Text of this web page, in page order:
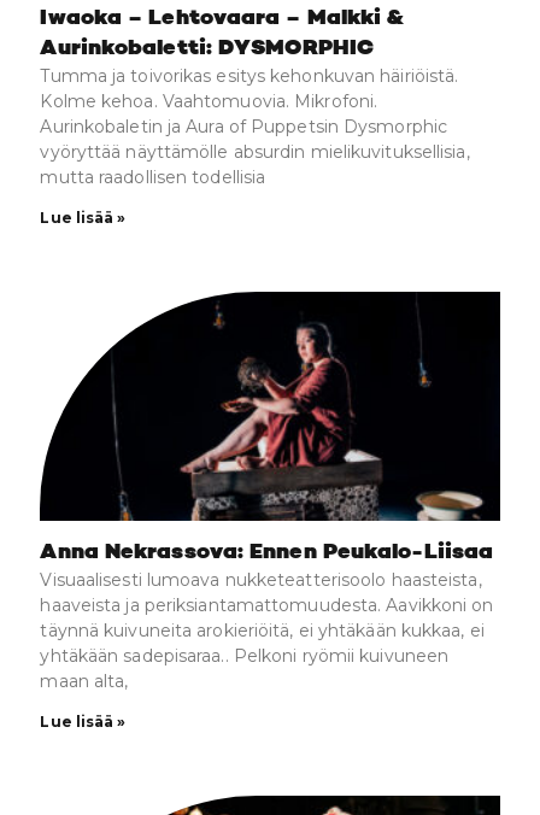
Iwaoka – Lehtovaara – Malkki &
Aurinkobaletti: DYSMORPHIC
Tumma ja toivorikas esitys kehonkuvan häiriöistä.
Kolme kehoa. Vaahtomuovia. Mikrofoni.
Aurinkobaletin ja Aura of Puppetsin Dysmorphic
vyöryttää näyttämölle absurdin mielikuvituksellisia,
mutta raadollisen todellisia
Lue lisää »
Anna Nekrassova: Ennen Peukalo-Liisaa
Visuaalisesti lumoava nukketeatterisoolo haasteista,
haaveista ja periksiantamattomuudesta. Aavikkoni on
täynnä kuivuneita arokieriöitä, ei yhtäkään kukkaa, ei
yhtäkään sadepisaraa.. Pelkoni ryömii kuivuneen
maan alta,
Lue lisää »